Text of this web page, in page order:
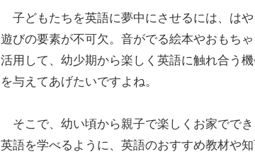
子どもたちを英語に夢中にさせるには、はや
遊びの要素が不可欠。音がでる絵本やおもち
活用して、幼少期から楽しく英語に触れ合う
を与えてあげたいですよね。
そこで、幼い頃から親子で楽しくお家ででき
英語を学べるように、英語のおすすめ教材や